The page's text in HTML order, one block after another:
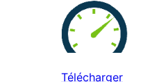
Télécharger